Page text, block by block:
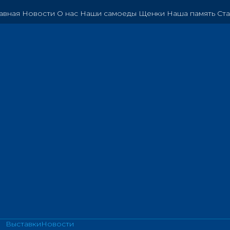
Новости О нас Наши самоеды Щенки Наша память
ВыставкиНовости